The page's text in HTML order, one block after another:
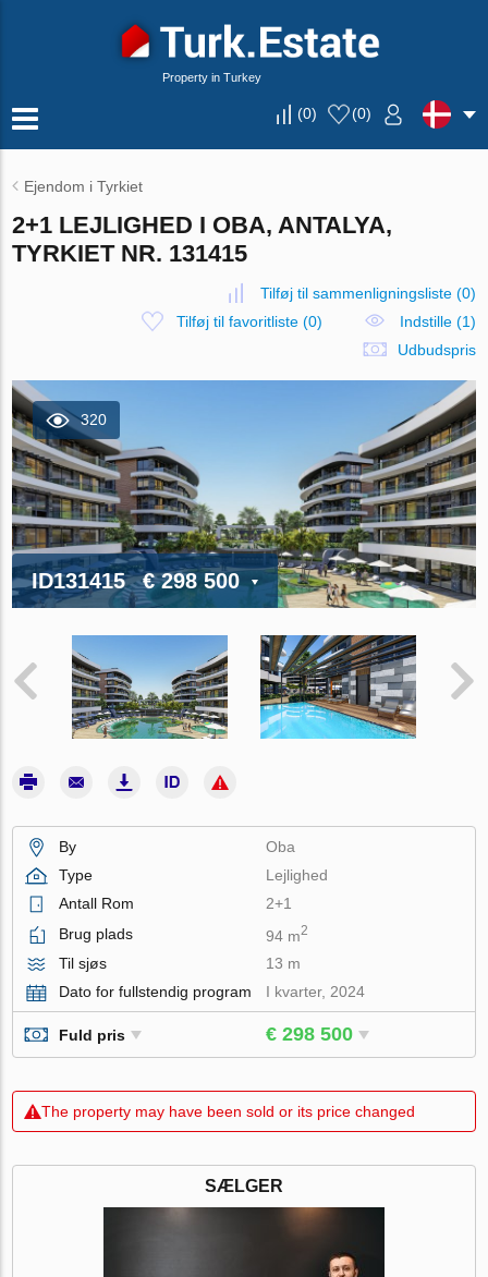
Property in Turkey
(0) (0)
Ejendom i Tyrkiet
2+1 LEJLIGHED I OBA, ANTALYA,
TYRKIET NR. 131415
Tilføj til sammenligningsliste(0)
Tilføj til favoritliste (0)
Indstille (1)
Udbudspris
320
ID131415 € 298 500
By
Oba
Type
Lejlighed
Antall Rom
2+1
Brug plads
94 m2
Til sjøs
13 m
Dato for fullstendig program
I kvarter, 2024
Fuld pris € 298 500
The property may have been sold or its price changed
SÆLGER